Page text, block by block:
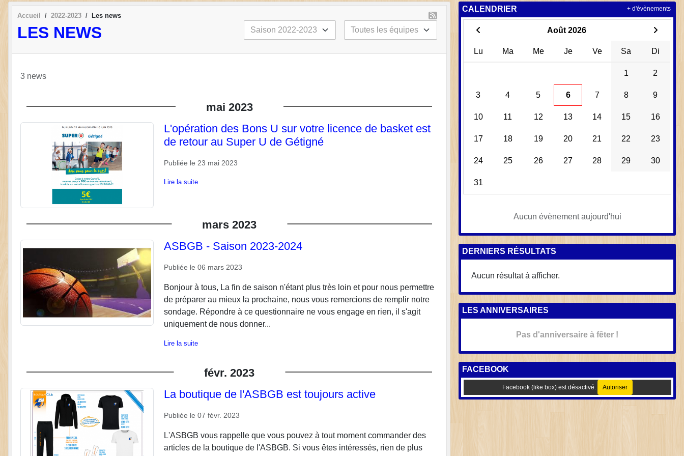
Accueil 2022-2023 Les news
LES NEWS
3 news
mai 2023
L'opération des Bons U sur votre licence de basket est
de retour au Super U de Gétigné
Publiée le 23 mai 2023
Lire la suite
mars 2023
ASBGB - Saison 2023-2024
Publiée le 06 mars 2023
Bonjour à tous, La fin de saison n'étant plus très loin et pour nous permettre
de préparer au mieux la prochaine, nous vous remercions de remplir notre
sondage. Répondre à ce questionnaire ne vous engage en rien, il s'agit
uniquement de nous donner...
Lire la suite
févr. 2023
La boutique de l'ASBGB est toujours active
Publiée le 07 févr. 2023
L'ASBGB vous rappelle que vous pouvez à tout moment commander des
articles de la boutique de l'ASBGB. Si vous êtes intéressés, rien de plus
CALENDRIER
Août 2026
Lu Ma Me Je Ve Sa Di
1 2
3 4 5 6 7 8 9
10 11 12 13 14 15 16
17 18 19 20 21 22 23
24 25 26 27 28 29 30
31
Aucun évènement aujourd'hui
+ d'évènements
DERNIERS RÉSULTATS
Aucun résultat à afficher.
LES ANNIVERSAIRES
Pas d'anniversaire à fêter !
FACEBOOK
Facebook (like box) est désactivé. Autoriser